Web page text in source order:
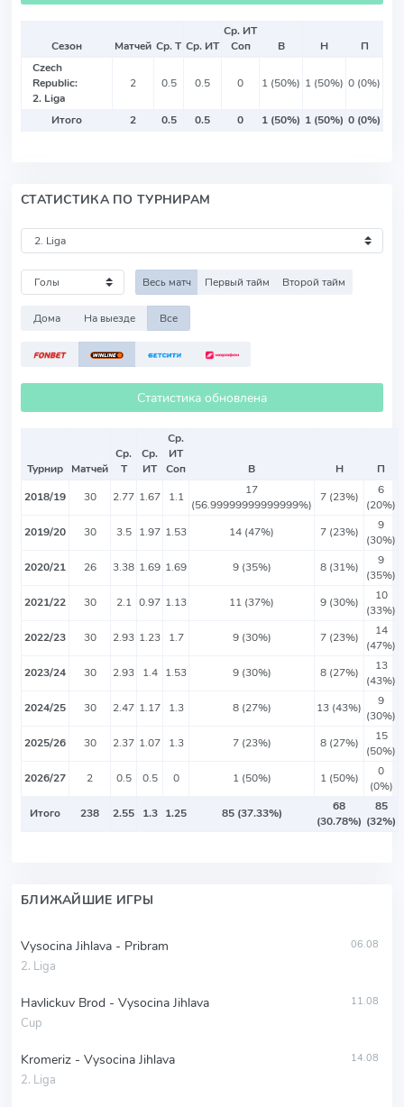
Сезон Матчей Ср. Т Ср. ИТ
Ср. ИТ
Соп
В Н
П
Czech
Republic:
2. Liga
2 0.5 0.5 0 1 (50%) 1 (50%) 0 (0%)
Итого 2 0.5 0.5 0 1 (50%) 1 (50%) 0 (0%)
СТАТИСТИКА ПО ТУРНИРАМ
Весь матч Первый тайм Второй тайм
Дома На выезде Все
Статистика обновлена
Турнир Матчей
Ср.
Т
Ср.
ИТ
Ср.
ИТ
Соп
В Н
П
2018/19
30 2.77 1.67 1.1
17
(56.99999999999999%)
7 (23%)
6
(20%)
2019/20
30 3.5 1.97 1.53 14 (47%) 7 (23%)
9
(30%)
2020/21
26 3.38 1.69 1.69 9 (35%) 8 (31%)
9
(35%)
2021/22
30 2.1 0.97 1.13 11 (37%) 9 (30%)
10
(33%)
2022/23
30 2.93 1.23 1.7 9 (30%) 7 (23%)
14
(47%)
2023/24
30 2.93 1.4 1.53 9 (30%) 8 (27%)
13
(43%)
2024/25
30 2.47 1.17 1.3 8 (27%) 13 (43%)
9
(30%)
2025/26
30 2.37 1.07 1.3 7 (23%) 8 (27%)
15
(50%)
2026/27
2 0.5 0.5 0 1 (50%) 1 (50%)
0
(0%)
Итого
238 2.55 1.3 1.25 85 (37.33%)
68
(30.78%)
85
(32%)
БЛИЖАЙШИЕ ИГРЫ
Vysocina Jihlava - Pribram
2. Liga
06.08
Havlickuv Brod - Vysocina Jihlava
Cup
11.08
Kromeriz - Vysocina Jihlava
2. Liga
14.08